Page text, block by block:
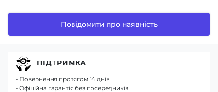
Повідомити про наявність
ПІДТРИМКА
- Повернення протягом 14 днів
- Офіційна гарантія без посередників